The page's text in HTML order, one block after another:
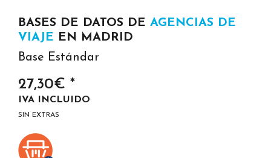
BASES DE DATOS DE AGENCIAS DE
VIAJE EN MADRID
Base Estándar
27,30€ *
IVA INCLUIDO
SIN EXTRAS